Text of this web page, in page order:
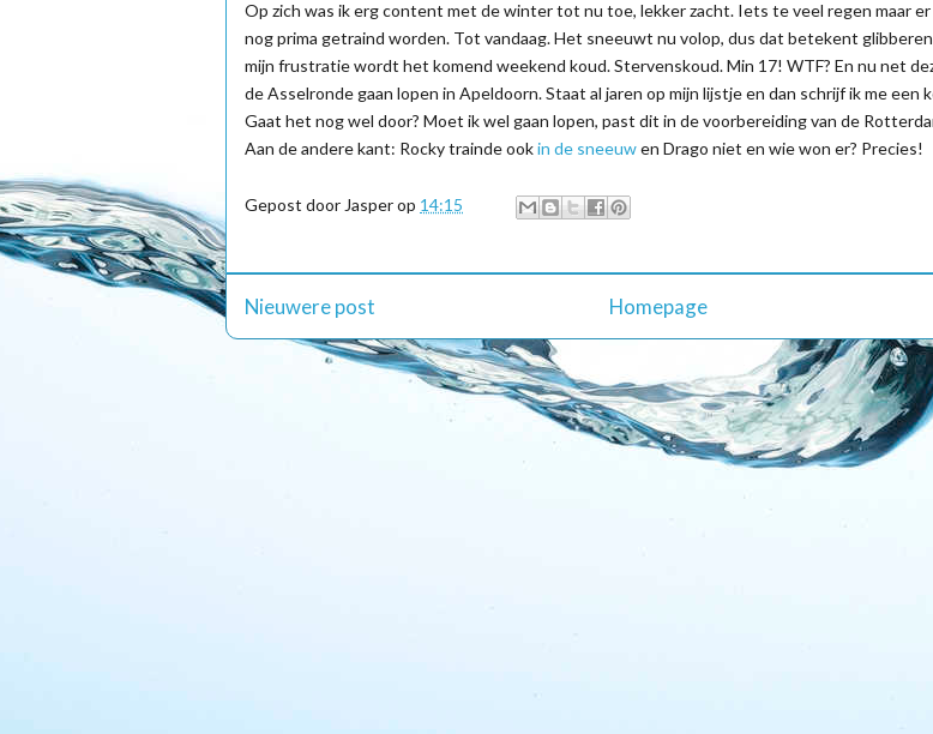
Op zich was ik erg content met de winter tot nu toe, lekker zacht. Iets te veel regen maar
nog prima getraind worden. Tot vandaag. Het sneeuwt nu volop, dus dat betekent
mijn frustratie wordt het komend weekend koud. Stervenskoud. Min 17! WTF? En nu net
de Asselronde gaan lopen in Apeldoorn. Staat al jaren op mijn lijstje en dan schrijf ik me een
Gaat het nog wel door? Moet ik wel gaan lopen, past dit in de voorbereiding van de
Aan de andere kant: Rocky trainde ookin de sneeuwen Drago niet en wie won er? Precies!
Gepost door Jasperop 14:15
Nieuwere post Homepage